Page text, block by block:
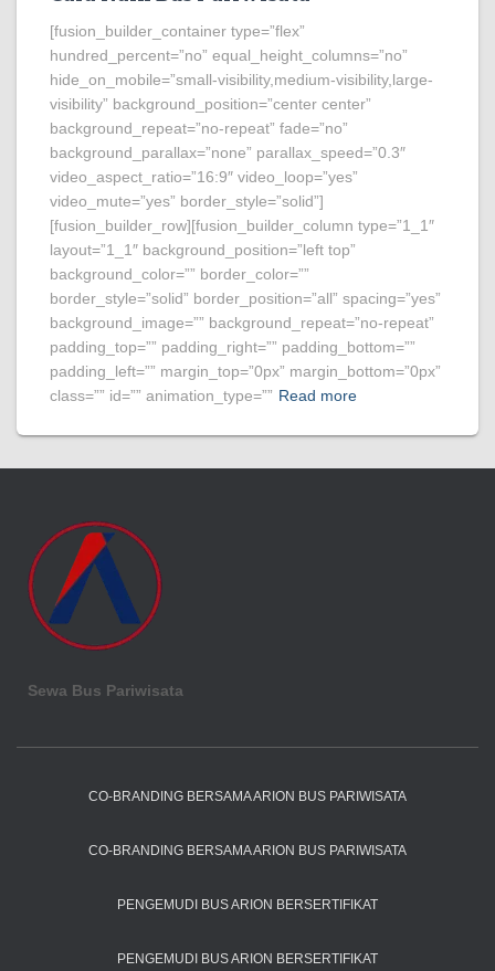
[fusion_builder_container type=”flex”
hundred_percent=”no” equal_height_columns=”no”
hide_on_mobile=”small-visibility,medium-visibility,large-
visibility” background_position=”center center”
background_repeat=”no-repeat” fade=”no”
background_parallax=”none” parallax_speed=”0.3″
video_aspect_ratio=”16:9″ video_loop=”yes”
video_mute=”yes” border_style=”solid”]
[fusion_builder_row][fusion_builder_column type=”1_1″
layout=”1_1″ background_position=”left top”
background_color=”” border_color=””
border_style=”solid” border_position=”all” spacing=”yes”
background_image=”” background_repeat=”no-repeat”
padding_top=”” padding_right=”” padding_bottom=””
padding_left=”” margin_top=”0px” margin_bottom=”0px”
class=”” id=”” animation_type=”” Read more
Sewa Bus Pariwisata
CO-BRANDING BERSAMA ARION BUS PARIWISATA
CO-BRANDING BERSAMA ARION BUS PARIWISATA
PENGEMUDI BUS ARION BERSERTIFIKAT
PENGEMUDI BUS ARION BERSERTIFIKAT